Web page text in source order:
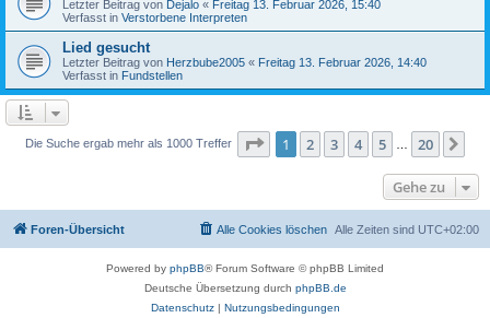
Letzter Beitrag von Dejalo « Freitag 13. Februar 2026, 15:40
Verfasst in Verstorbene Interpreten
Lied gesucht
Letzter Beitrag von Herzbube2005 « Freitag 13. Februar 2026, 14:40
Verfasst in Fundstellen
Die Suche ergab mehr als 1000 Treffer Seite 1von 20
1 2 3 4 5 20
Gehe zu
Foren-Übersicht Alle Zeiten sind UTC+02:00
Alle Cookies löschen
Powered by phpBB® Forum Software © phpBB Limited
Deutsche Übersetzung durch phpBB.de
Datenschutz| Nutzungsbedingungen